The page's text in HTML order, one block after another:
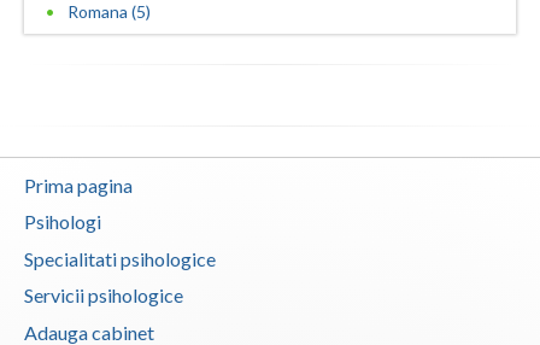
Romana (5)
Prima pagina
Psihologi
Specialitati psihologice
Servicii psihologice
Adauga cabinet